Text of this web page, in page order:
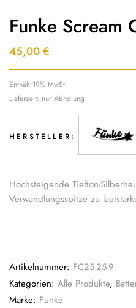
Funke Scream
45,00€
Enthält 19% MwSt.
Lieferzeit: nur Abholung
HERSTELLER:
Hochsteigende Tiefton-
Verwandlungsspitze zu
Artikelnummer: FC25-25-9
Kategorien: Alle Produkte,
Marke: Funke